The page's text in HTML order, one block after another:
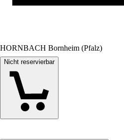
HORNBACH Bornheim (Pfalz)
Nicht reservierbar